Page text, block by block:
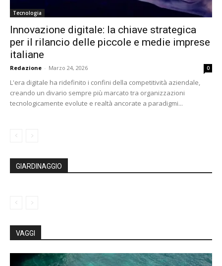
Tecnologia
Innovazione digitale: la chiave strategica
per il rilancio delle piccole e medie imprese
italiane
Redazione - Marzo 24, 2026 0
L'era digitale ha ridefinito i confini della competitività aziendale,
creando un divario sempre più marcato tra organizzazioni
tecnologicamente evolute e realtà ancorate a paradigmi...
GIARDINAGGIO
VAGGI